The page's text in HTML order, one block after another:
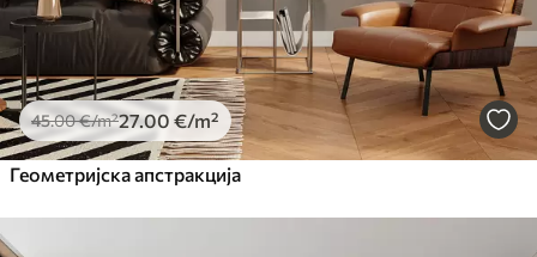
45.00€/m²27.00 €/m²
Геометријска апстракција